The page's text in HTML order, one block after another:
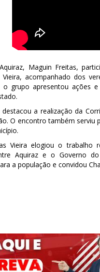
Maguin Freitas,
acompanhado dos
o grupo apresentou ações
a realização da
O encontro também
Vieira elogiou o
Aquiraz e o Governo
a população e convidou